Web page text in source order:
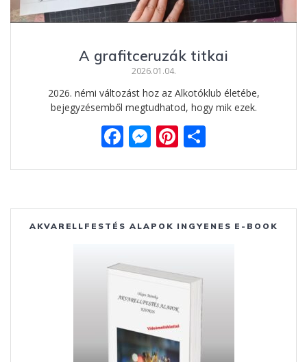
A grafitceruzák titkai
2026.01.04.
2026. némi változást hoz az Alkotóklub életébe,
bejegyzésemből megtudhatod, hogy mik ezek.
F
e
b
o
k
M
ss
e
n
er
Pi
er
e
st
za
m
e
AKVARELLFESTÉS ALAPOK INGYENES E-BOOK